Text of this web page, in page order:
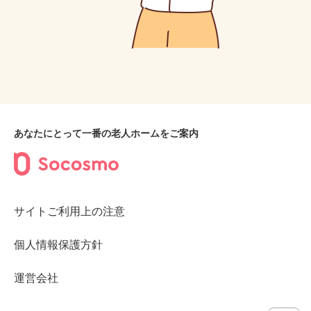
あなたにとって一番の老人ホームをご案内
サイトご利用上の注意
個人情報保護方針
運営会社